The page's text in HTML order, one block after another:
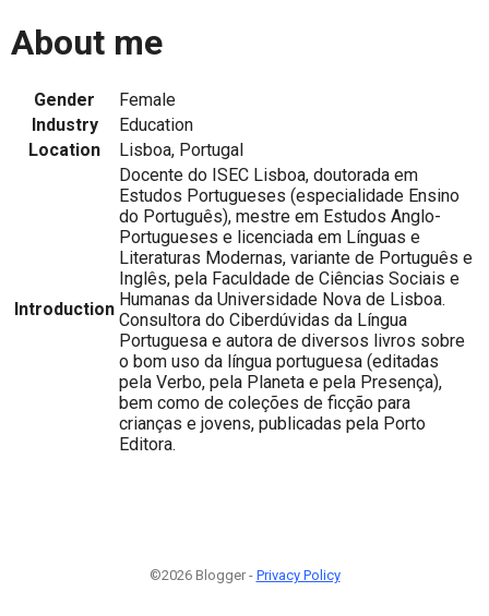
About me
Gender
Female
Industry
Education
Location
Lisboa, Portugal
Introduction
Docente do ISEC Lisboa, doutorada em
Estudos Portugueses (especialidade Ensino
do Português), mestre em Estudos Anglo-
Portugueses e licenciada em Línguas e
Literaturas Modernas, variante de Português e
Inglês, pela Faculdade de Ciências Sociais e
Humanas da Universidade Nova de Lisboa.
Consultora do Ciberdúvidas da Língua
Portuguesa e autora de diversos livros sobre
o bom uso da língua portuguesa (editadas
pela Verbo, pela Planeta e pela Presença),
bem como de coleções de ficção para
crianças e jovens, publicadas pela Porto
Editora.
©2026 Blogger - Privacy Policy